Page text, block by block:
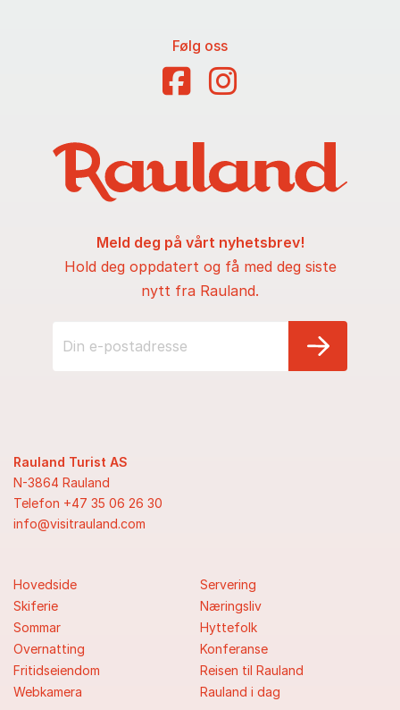
Følg oss
Rauland Turist AS
N-3864 Rauland
Telefon +47 35 06 26 30
info@visitrauland.com
Hovedside
Skiferie
Sommar
Overnatting
Fritidseiendom
Webkamera
Servering
Næringsliv
Hyttefolk
Konferanse
Reisen til Rauland
Rauland i dag
Meld deg på vårt nyhetsbrev!
Hold deg oppdatert og få med deg siste
nytt fra Rauland.